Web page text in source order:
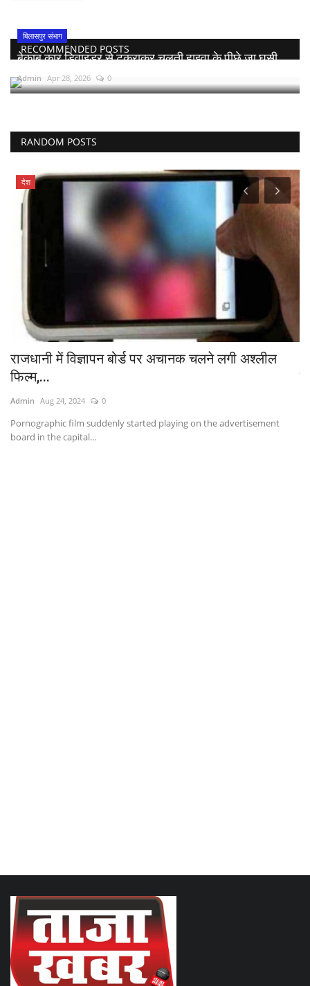
RECOMMENDED POSTS
बिलासपुर संभाग
बेकाबू कार डिवाइडर से टकराकर चलती हाइवा के पीछे जा घुसी,...
Admin Apr 28, 2026 0
RANDOM POSTS
देश
राजधानी में विज्ञापन बोर्ड पर अचानक चलने लगी अश्लील
फिल्म,...
Admin Aug 24, 2024 0
Pornographic film suddenly started playing on the advertisement
board in the capital...